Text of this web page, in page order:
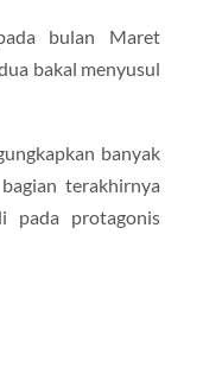
bulan Maret
bakal menyusul
banyak
terakhirnya
pada protagonis